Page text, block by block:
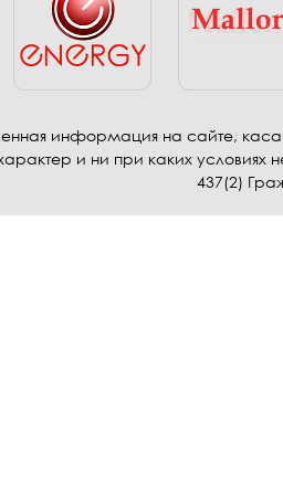
информация на сайте,
и ни при каких условиях
437(2)